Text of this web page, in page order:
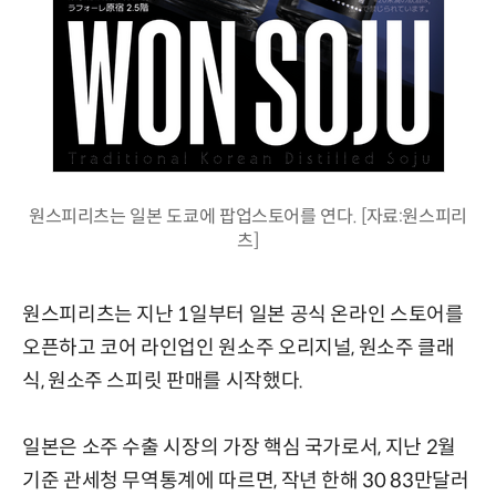
원스피리츠는 일본 도쿄에 팝업스토어를 연다. [자료:원스피리
츠]
원스피리츠는 지난 1일부터 일본 공식 온라인 스토어를
오픈하고 코어 라인업인 원소주 오리지널, 원소주 클래
식, 원소주 스피릿 판매를 시작했다.
일본은 소주 수출 시장의 가장 핵심 국가로서, 지난 2월
기준 관세청 무역통계에 따르면, 작년 한해 30 83만달러